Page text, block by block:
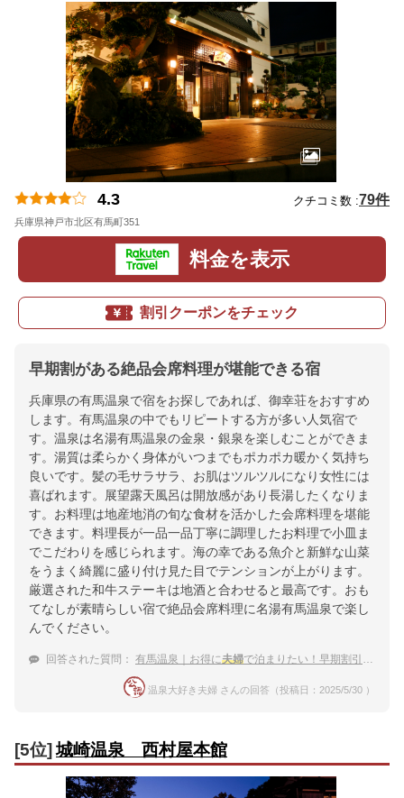
4.3 クチコミ数 :79件
兵庫県神戸市北区有馬町351
料金を表示
割引クーポンをチェック
早期割がある絶品会席料理が堪能できる宿
兵庫県の有馬温泉で宿をお探しであれば、御幸荘をおすすめ
します。有馬温泉の中でもリピートする方が多い人気宿で
す。温泉は名湯有馬温泉の金泉・銀泉を楽しむことができま
す。湯質は柔らかく身体がいつまでもポカポカ暖かく気持ち
良いです。髪の毛サラサラ、お肌はツルツルになり女性には
喜ばれます。展望露天風呂は開放感があり長湯したくなりま
す。お料理は地産地消の旬な食材を活かした会席料理を堪能
できます。料理長が一品一品丁寧に調理したお料理で小皿ま
でこだわりを感じられます。海の幸である魚介と新鮮な山菜
をうまく綺麗に盛り付け見た目でテンションが上がります。
厳選された和牛ステーキは地酒と合わせると最高です。おも
てなしが素晴らしい宿で絶品会席料理に名湯有馬温泉で楽し
んでください。
回答された質問： 有馬温泉｜お得に夫婦で泊まりたい！早期割引が使える宿のおすすめは？
温泉大好き夫婦 さんの回答（投稿日：2025/5/30 ）
[5位] 城崎温泉 西村屋本館